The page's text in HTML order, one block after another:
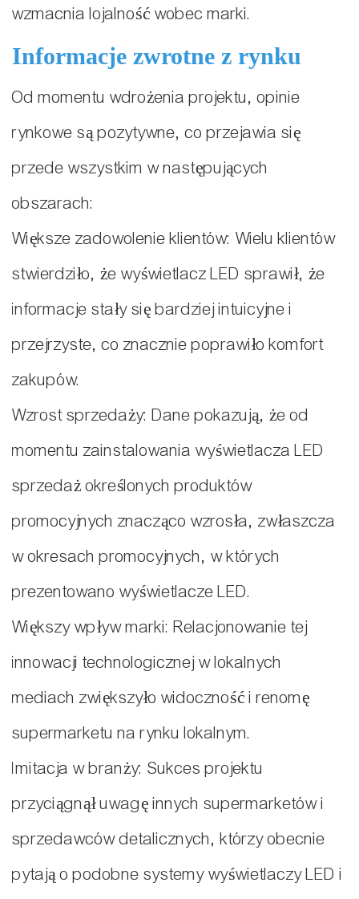
wzmacnia lojalność wobec marki.
Informacje zwrotne z rynku
Od momentu wdrożenia projektu, opinie
rynkowe są pozytywne, co przejawia się
przede wszystkim w następujących
obszarach:
Większe zadowolenie klientów: Wielu klientów
stwierdziło, że wyświetlacz LED sprawił, że
informacje stały się bardziej intuicyjne i
przejrzyste, co znacznie poprawiło komfort
zakupów.
Wzrost sprzedaży: Dane pokazują, że od
momentu zainstalowania wyświetlacza LED
sprzedaż określonych produktów
promocyjnych znacząco wzrosła, zwłaszcza
w okresach promocyjnych, w których
prezentowano wyświetlacze LED.
Większy wpływ marki: Relacjonowanie tej
innowacji technologicznej w lokalnych
mediach zwiększyło widoczność i renomę
supermarketu na rynku lokalnym.
Imitacja w branży: Sukces projektu
przyciągnął uwagę innych supermarketów i
sprzedawców detalicznych, którzy obecnie
pytają o podobne systemy wyświetlaczy LED i